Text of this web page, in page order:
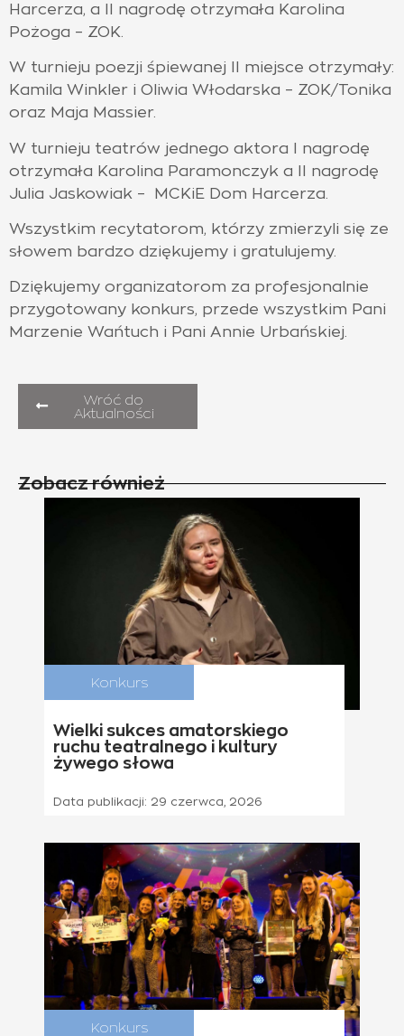
Harcerza, a II nagrodę otrzymała Karolina
Pożoga – ZOK.
W turnieju poezji śpiewanej II miejsce otrzymały:
Kamila Winkler i Oliwia Włodarska – ZOK/Tonika
oraz Maja Massier.
W turnieju teatrów jednego aktora I nagrodę
otrzymała Karolina Paramonczyk a II nagrodę
Julia Jaskowiak – MCKiE Dom Harcerza.
Wszystkim recytatorom, którzy zmierzyli się ze
słowem bardzo dziękujemy i gratulujemy.
Dziękujemy organizatorom za profesjonalnie
przygotowany konkurs, przede wszystkim Pani
Marzenie Wańtuch i Pani Annie Urbańskiej.
Wróć do
Aktualności
Zobacz również
Konkurs
Wielki sukces amatorskiego
ruchu teatralnego i kultury
żywego słowa
Data publikacji: 29 czerwca, 2026
Konkurs